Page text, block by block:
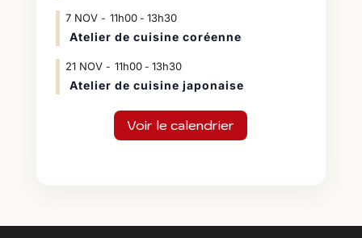
7 NOV 11h00- 13h30
Atelier de cuisine coréenne
21 NOV 11h00- 13h30
Atelier de cuisine japonaise
Voir le calendrier